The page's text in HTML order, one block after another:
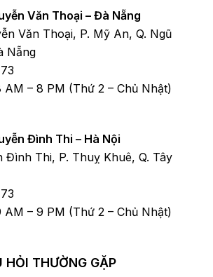
Văn Thoại – Đà Nẵng
Văn Thoại, P. Mỹ An, Q. Ngũ
Nẵng
AM – 8 PM (Thứ 2 – Chủ Nhật)
Đình Thi – Hà Nội
Đình Thi, P. Thuỵ Khuê, Q. Tây
AM – 9 PM (Thứ 2 – Chủ Nhật)
HỎI THƯỜNG GẶP